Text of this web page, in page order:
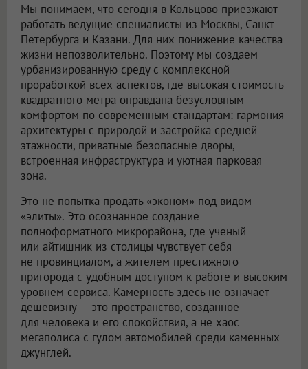
Мы понимаем, что сегодня в Кольцово приезжают
работать ведущие специалисты из Москвы, Санкт-
Петербурга и Казани. Для них понижение качества
жизни непозволительно. Поэтому мы создаем
урбанизированную среду с комплексной
проработкой всех аспектов, где высокая стоимость
квадратного метра оправдана безусловным
комфортом по современным стандартам: гармония
архитектуры с природой и застройка средней
этажности, приватные безопасные дворы,
встроенная инфраструктура и уютная парковая
зона.
Это не попытка продать «эконом» под видом
«элиты». Это осознанное создание
полноформатного микрорайона, где ученый
или айтишник из столицы чувствует себя
не провинциалом, а жителем престижного
пригорода с удобным доступом к работе и высоким
уровнем сервиса. Камерность здесь не означает
дешевизну — это пространство, созданное
для человека и его спокойствия, а не хаос
мегаполиса с гулом автомобилей среди каменных
джунглей.